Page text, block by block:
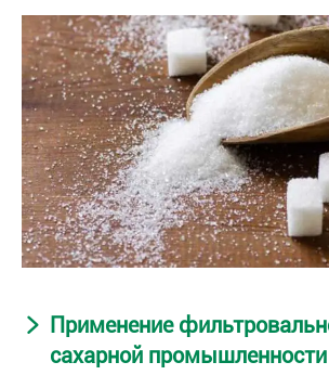
Применение
сахарной промышленности